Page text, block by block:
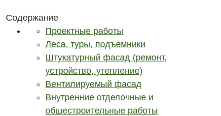
Содержание
Проектные работы
Леса, туры, подъемники
Штукатурный фасад (ремонт,
устройство, утепление)
Вентилируемый фасад
Внутренние отделочные и
общестроительные работы